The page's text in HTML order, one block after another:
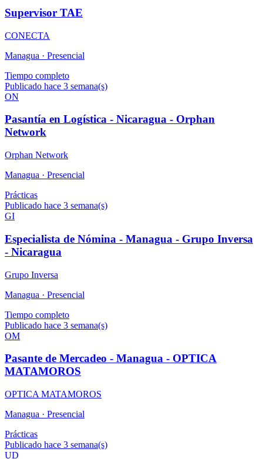
Supervisor TAE
CONECTA
Managua · Presencial
Tiempo completo
Publicado hace 3 semana(s)
ON
Pasantía en Logística - Nicaragua - Orphan
Network
Orphan Network
Managua · Presencial
Prácticas
Publicado hace 3 semana(s)
GI
Especialista de Nómina - Managua - Grupo Inversa
- Nicaragua
Grupo Inversa
Managua · Presencial
Tiempo completo
Publicado hace 3 semana(s)
OM
Pasante de Mercadeo - Managua - OPTICA
MATAMOROS
OPTICA MATAMOROS
Managua · Presencial
Prácticas
Publicado hace 3 semana(s)
UD